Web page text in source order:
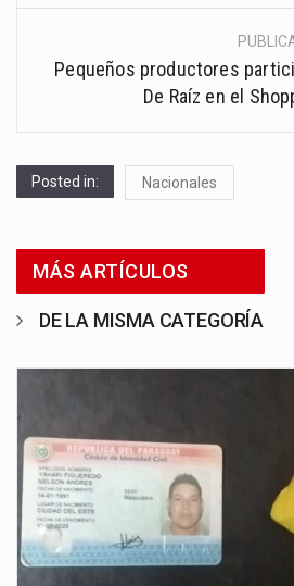
Pequeños productores
De Raíz en el
Posted in: Nacionales
MÁS ARTÍCULOS
DE LA MISMA CATEGORÍA